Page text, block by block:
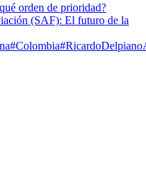
orden de prioridad?
(SAF): El futuro de la
#Colombia#RicardoDelpiano